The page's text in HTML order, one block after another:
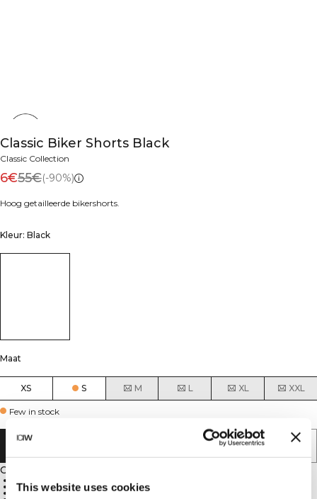
This website uses cookies
Classic Biker Shorts Black
Classic Collection
6€55€(-90%)
Hoog getailleerde bikershorts.
Kleur: Black
Maat
XS S M L XL XXL
Few in stock
AAN WINKELWAGENTJE TOEVOEGEN
Omschrijving
77% polyamide, 23% elastaan
Hoge taille